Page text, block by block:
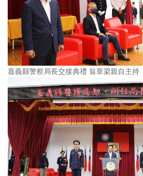
嘉義縣警察局長交接典禮 翁章梁親自主持